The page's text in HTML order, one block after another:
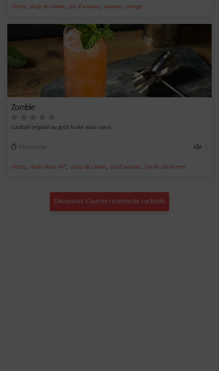
citron, sirop de canne, jus d'ananas, ananas, orange
Zombie
Cocktail original au goût fruité mais corsé.
Moyenne 1
citron, rhum blanc 40°, sirop de canne, jus d'ananas, jus de citron vert
Découvrez d'autres recettes de cocktails